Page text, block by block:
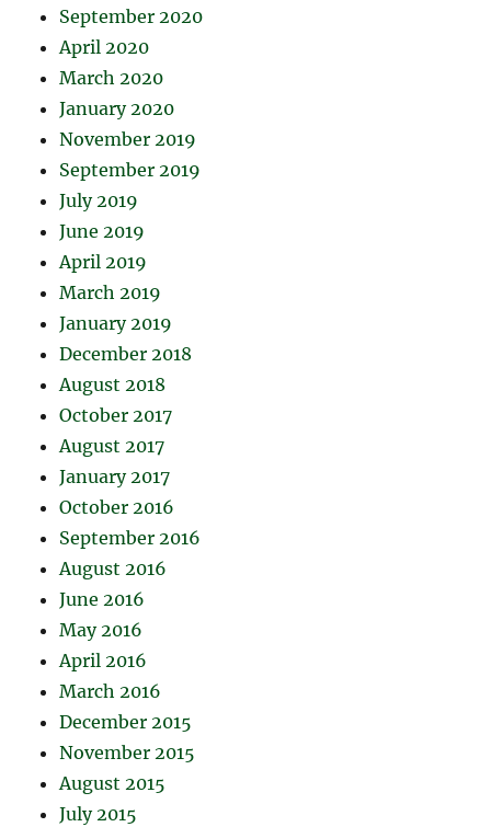
September 2020
April 2020
March 2020
January 2020
November 2019
September 2019
July 2019
June 2019
April 2019
March 2019
January 2019
December 2018
August 2018
October 2017
August 2017
January 2017
October 2016
September 2016
August 2016
June 2016
May 2016
April 2016
March 2016
December 2015
November 2015
August 2015
July 2015